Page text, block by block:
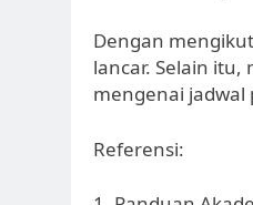
Dengan
lancar. Selain
mengenai
Referensi: